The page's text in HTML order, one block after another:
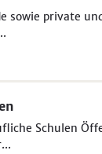
sowie private
Schulen